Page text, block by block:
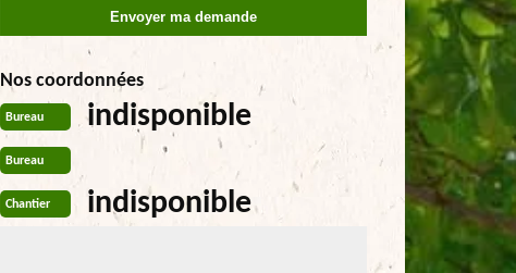
Nos coordonnées
Bureau indisponible
Bureau
Chantier indisponible